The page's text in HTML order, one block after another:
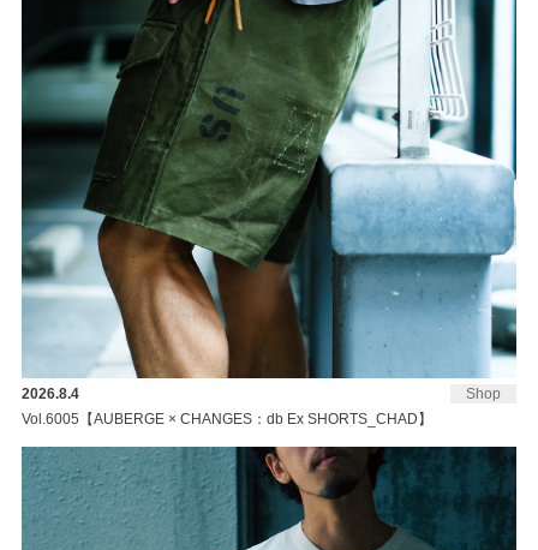
Shop
2026.8.4
Vol.6005【AUBERGE × CHANGES：db Ex SHORTS_CHAD】